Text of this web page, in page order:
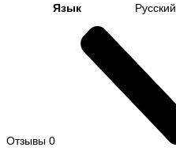
Язык Русский
Отзывы 0